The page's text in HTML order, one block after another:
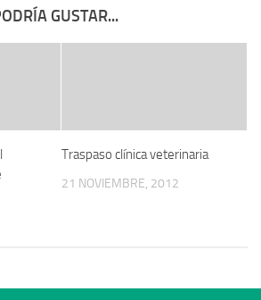
GUSTAR...
Traspaso clínica veterinaria
21 NOVIEMBRE, 2012